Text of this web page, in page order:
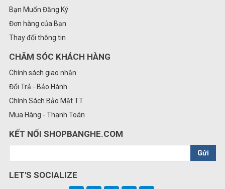
Bạn Muốn Đăng Ký
Đơn hàng của Bạn
Thay đổi thông tin
CHĂM SÓC KHÁCH HÀNG
Chính sách giao nhận
Đổi Trả - Bảo Hành
Chính Sách Bảo Mật TT
Mua Hàng - Thanh Toán
KẾT NỐI SHOPBANGHE.COM
Gửi
LET'S SOCIALIZE